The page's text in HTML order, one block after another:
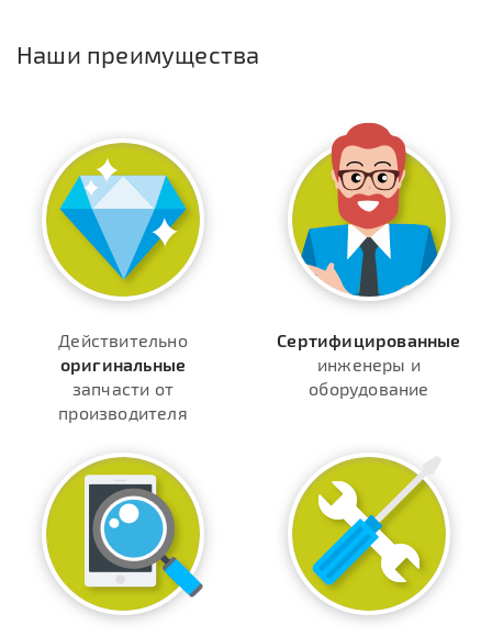
Наши преимущества
Действительно
оригинальные
запчасти от
производителя
Сертифицированные
инженеры и
оборудование